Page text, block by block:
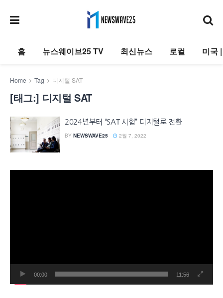
홈 뉴스웨이브25 TV 최신뉴스 로컬 미국
Home Tag 디지털 SAT
[태그:] 디지털 SAT
2024년부터 “SAT 시험” 디지털로 전환
BY NEWSWAVE25 2월 7, 2022
00:00 11:56